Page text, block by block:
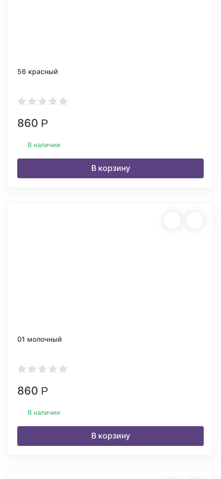
56 красный
860 Р
В наличии
В корзину
01 молочный
860 Р
В наличии
В корзину